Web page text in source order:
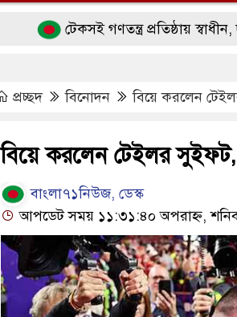
টেকসই গণতন্ত্র প্রতিষ্ঠায় স্বাধীন,
প্রচ্ছদ বিনোদন বিয়ে করলেন
বিয়ে করলেন টেইলর
বাংলা৭১নিউজ, ডেস্ক
আপডেট সময় ১১:৩১:৪০ অপরাহ্ন,